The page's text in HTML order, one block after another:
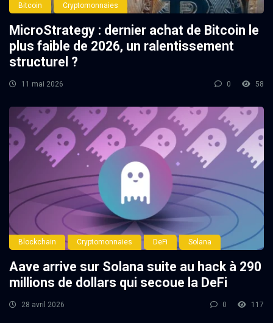
Bitcoin Cryptomonnaies
MicroStrategy : dernier achat de Bitcoin le
plus faible de 2026, un ralentissement
structurel ?
11 mai 2026 0 58
Blockchain Cryptomonnaies DeFi Solana
Aave arrive sur Solana suite au hack à 290
millions de dollars qui secoue la DeFi
28 avril 2026 0 117